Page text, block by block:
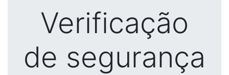
Verificação
de segurança